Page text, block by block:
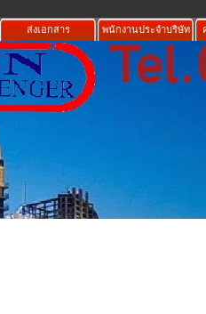
ส่งเอกสาร พนักงานประจำบริษัท